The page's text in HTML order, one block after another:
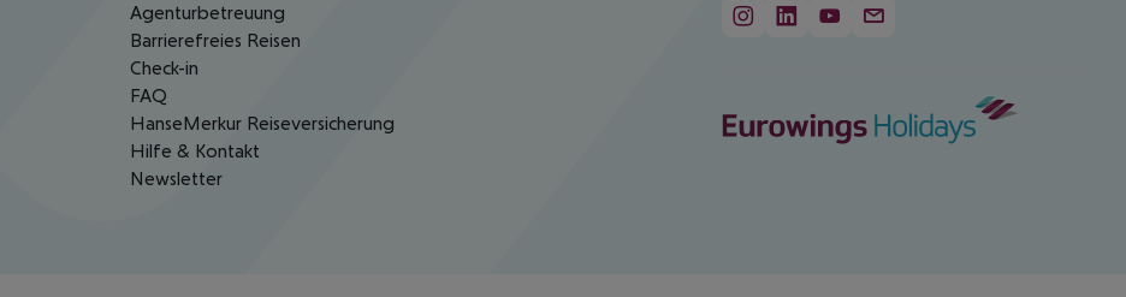
Agenturbetreuung
Barrierefreies Reisen
Check-in
FAQ
HanseMerkur Reiseversicherung
Hilfe & Kontakt
Newsletter